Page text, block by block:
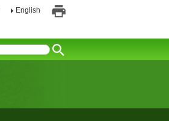
English
刷